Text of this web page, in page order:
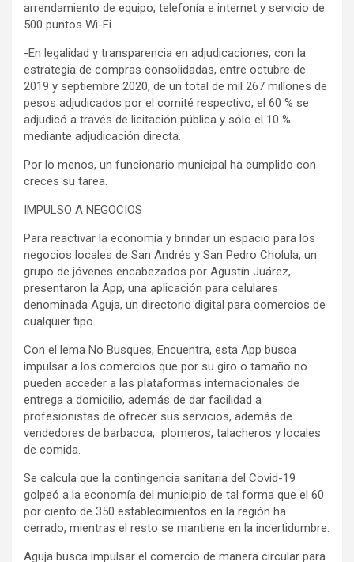
arrendamiento de equipo, telefonía e internet y servicio de
500 puntos Wi-Fi.
-En legalidad y transparencia en adjudicaciones, con la
estrategia de compras consolidadas, entre octubre de
2019 y septiembre 2020, de un total de mil 267 millones de
pesos adjudicados por el comité respectivo, el 60 % se
adjudicó a través de licitación pública y sólo el 10 %
mediante adjudicación directa.
Por lo menos, un funcionario municipal ha cumplido con
creces su tarea.
IMPULSO A NEGOCIOS
Para reactivar la economía y brindar un espacio para los
negocios locales de San Andrés y San Pedro Cholula, un
grupo de jóvenes encabezados por Agustín Juárez,
presentaron la App, una aplicación para celulares
denominada Aguja, un directorio digital para comercios de
cualquier tipo.
Con el lema No Busques, Encuentra, esta App busca
impulsar a los comercios que por su giro o tamaño no
pueden acceder a las plataformas internacionales de
entrega a domicilio, además de dar facilidad a
profesionistas de ofrecer sus servicios, además de
vendedores de barbacoa, plomeros, talacheros y locales
de comida.
Se calcula que la contingencia sanitaria del Covid-19
golpeó a la economía del municipio de tal forma que el 60
por ciento de 350 establecimientos en la región ha
cerrado, mientras el resto se mantiene en la incertidumbre.
Aguja busca impulsar el comercio de manera circular para